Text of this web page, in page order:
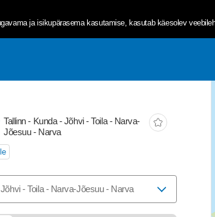
10pt; line-height: 107%; font-family: helvetica,
ja isikupärasema kasutamise, kasutab käesolev
Tallinn - Kunda - Jõhvi - Toila - Narva-
Jõesuu - Narva
- Toila - Narva-Jõesuu - Narva